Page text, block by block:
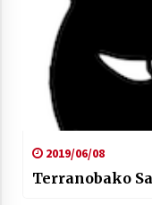
2019/06/08
Terranobako